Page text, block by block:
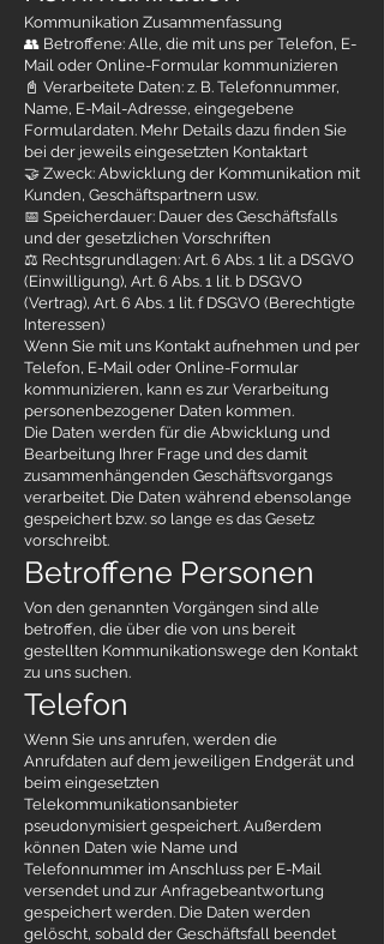
Kommunikation Zusammenfassung
👥 Betroffene: Alle, die mit uns per Telefon, E-
Mail oder Online-Formular kommunizieren
📓 Verarbeitete Daten: z. B. Telefonnummer,
Name, E-Mail-Adresse, eingegebene
Formulardaten. Mehr Details dazu finden Sie
bei der jeweils eingesetzten Kontaktart
🤝 Zweck: Abwicklung der Kommunikation mit
Kunden, Geschäftspartnern usw.
📅 Speicherdauer: Dauer des Geschäftsfalls
und der gesetzlichen Vorschriften
⚖️ Rechtsgrundlagen: Art. 6 Abs. 1 lit. a DSGVO
(Einwilligung), Art. 6 Abs. 1 lit. b DSGVO
(Vertrag), Art. 6 Abs. 1 lit. f DSGVO (Berechtigte
Interessen)
Wenn Sie mit uns Kontakt aufnehmen und per
Telefon, E-Mail oder Online-Formular
kommunizieren, kann es zur Verarbeitung
personenbezogener Daten kommen.
Die Daten werden für die Abwicklung und
Bearbeitung Ihrer Frage und des damit
zusammenhängenden Geschäftsvorgangs
verarbeitet. Die Daten während ebensolange
gespeichert bzw. so lange es das Gesetz
vorschreibt.
Betroffene Personen
Von den genannten Vorgängen sind alle
betroffen, die über die von uns bereit
gestellten Kommunikationswege den Kontakt
zu uns suchen.
Telefon
Wenn Sie uns anrufen, werden die
Anrufdaten auf dem jeweiligen Endgerät und
beim eingesetzten
Telekommunikationsanbieter
pseudonymisiert gespeichert. Außerdem
können Daten wie Name und
Telefonnummer im Anschluss per E-Mail
versendet und zur Anfragebeantwortung
gespeichert werden. Die Daten werden
gelöscht, sobald der Geschäftsfall beendet